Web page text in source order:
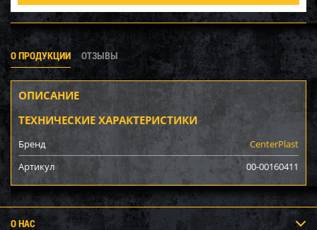
О ПРОДУКЦИИ ОТЗЫВЫ
ОПИСАНИЕ
ТЕХНИЧЕСКИЕ ХАРАКТЕРИСТИКИ
Бренд
CenterPlast
Артикул
00-00160411
О НАС